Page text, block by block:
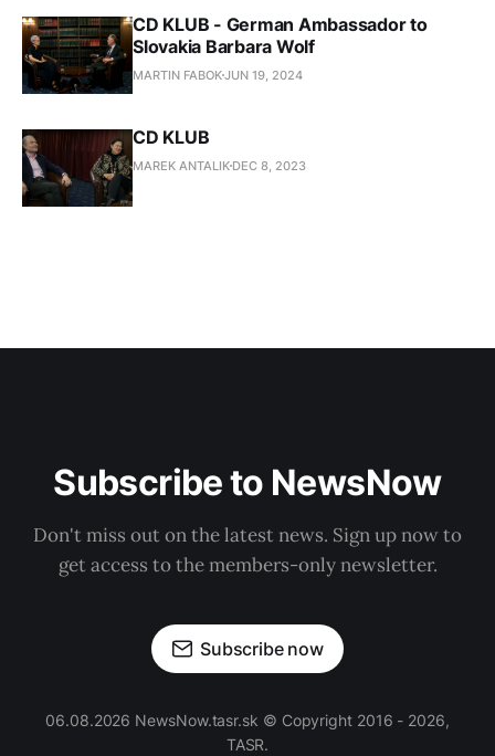
CD KLUB - German Ambassador to
Slovakia Barbara Wolf
MARTIN FABOKJUN 19, 2024
CD KLUB
MAREK ANTALIK DEC 8, 2023
Subscribe to NewsNow
Don't miss out on the latest news. Sign up now to
get access to the members-only newsletter.
Subscribe now
06.08.2026 NewsNow.tasr.sk © Copyright 2016 - 2026,
TASR.